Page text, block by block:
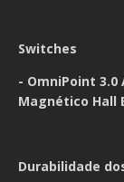
Switches
- OmniPoint
Magnético Hall
Durabilidade